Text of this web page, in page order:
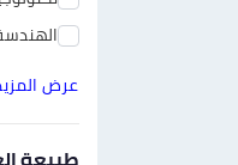
عرض
طبيعة